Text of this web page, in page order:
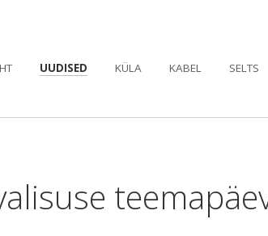
UUDISED KÜLA KABEL SELTS